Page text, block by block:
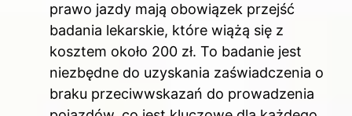
prawo jazdy mają obowiązek przejść
badania lekarskie, które wiążą się z
kosztem około 200 zł. To badanie jest
niezbędne do uzyskania zaświadczenia o
braku przeciwwskazań do prowadzenia